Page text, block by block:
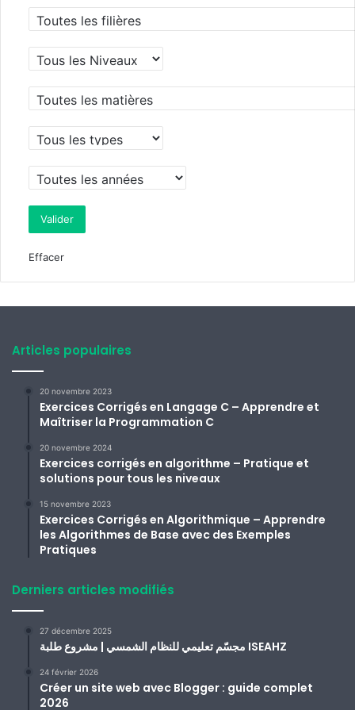
Effacer
Articles populaires
20 novembre 2023
Exercices Corrigés en Langage C – Apprendre et
Maîtriser la Programmation C
20 novembre 2024
Exercices corrigés en algorithme – Pratique et
solutions pour tous les niveaux
15 novembre 2023
Exercices Corrigés en Algorithmique – Apprendre
les Algorithmes de Base avec des Exemples
Pratiques
Derniers articles modifiés
27 décembre 2025
مجسّم تعليمي للنظام الشمسي | مشروع طلبة ISEAHZ
24 février 2026
Créer un site web avec Blogger : guide complet
2026